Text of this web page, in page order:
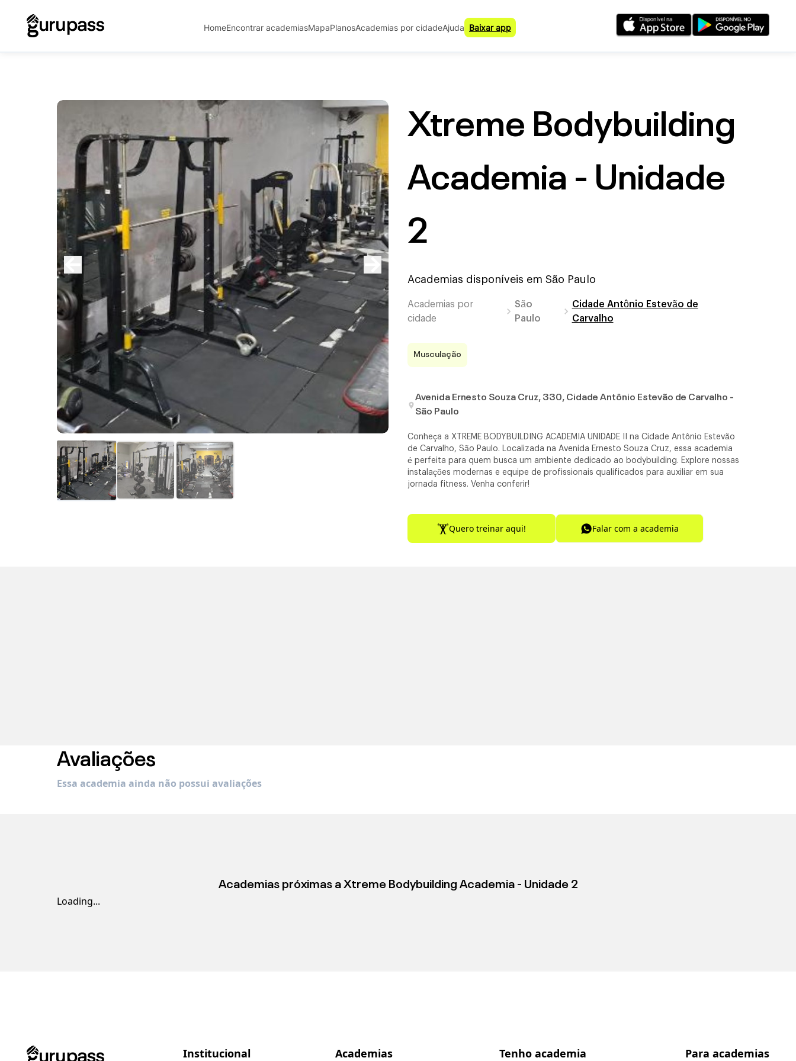
HomeEncontrar academiasMapaPlanosAcademias por cidadeAjuda Baixar app
Xtreme Bodybuilding
Academia - Unidade
2
Academias disponíveis em São Paulo
Academias por
cidade
São
Paulo
Cidade Antônio Estevão de
Carvalho
Musculação
Avenida Ernesto Souza Cruz, 330, Cidade Antônio Estevão de Carvalho -
São Paulo
Conheça a XTREME BODYBUILDING ACADEMIA UNIDADE II na Cidade Antônio Estevão
de Carvalho, São Paulo. Localizada na Avenida Ernesto Souza Cruz, essa academia
é perfeita para quem busca um ambiente dedicado ao bodybuilding. Explore nossas
instalações modernas e equipe de profissionais qualificados para auxiliar em sua
jornada fitness. Venha conferir!
Quero treinar aqui! Falar com a academia
Avaliações
Essa academia ainda não possui avaliações
Academias próximas a Xtreme Bodybuilding Academia - Unidade 2
Loading...
Institucional Academias Tenho academia Para academias